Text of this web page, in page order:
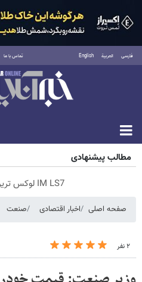
فارسی العربية English تماس با ما
پنجشنبه ۱۵ مرداد ۱۴۰۵
مطالب پیشنهادی
IM LS7 لوکس ترین شاسی بلند برقی ایران
صفحه اصلی اخبار اقتصادی صنعت
۲ نفر